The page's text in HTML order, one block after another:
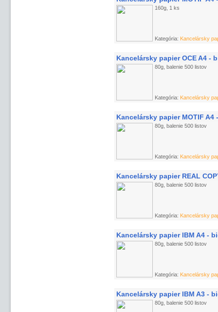
160g, 1 ks
Kategória: Kancelársky
Kancelársky papier OCE A4 -
80g, balenie 500 listov
Kategória: Kancelársky
Kancelársky papier MOTIF A4
80g, balenie 500 listov
Kategória: Kancelársky
Kancelársky papier REAL
80g, balenie 500 listov
Kategória: Kancelársky
Kancelársky papier IBM A4 -
80g, balenie 500 listov
Kategória: Kancelársky
Kancelársky papier IBM A3 -
80g, balenie 500 listov